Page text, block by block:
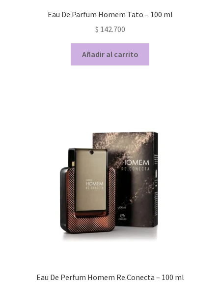
Eau De Parfum Homem Tato – 100 ml
$ 142.700
Añadir al carrito
Eau De Perfum Homem Re.Conecta – 100 ml